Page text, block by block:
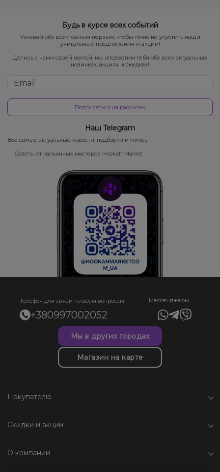
Будь в курсе всех событий
Узнавай обо всём самым первым, чтобы точно не упустить наши
уникальные предложения и акции!
Делись с нами своей почтой, мы оповестим тебя обо всех актуальных
новинках, акциях и скидках!
Подписаться на рассылку
Наш Telegram
Все самые актуальные новости, подборки и миксы
Советы от кальянных мастеров Hookah Market
Телефон для связи по всем вопросам
+380997002052
Мессенджеры
Мы в других городах
Магазин на карте
Покупателю
Скидки и акции
О компании